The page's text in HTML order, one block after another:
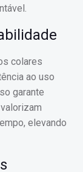
colares
ao uso
garante
elevando